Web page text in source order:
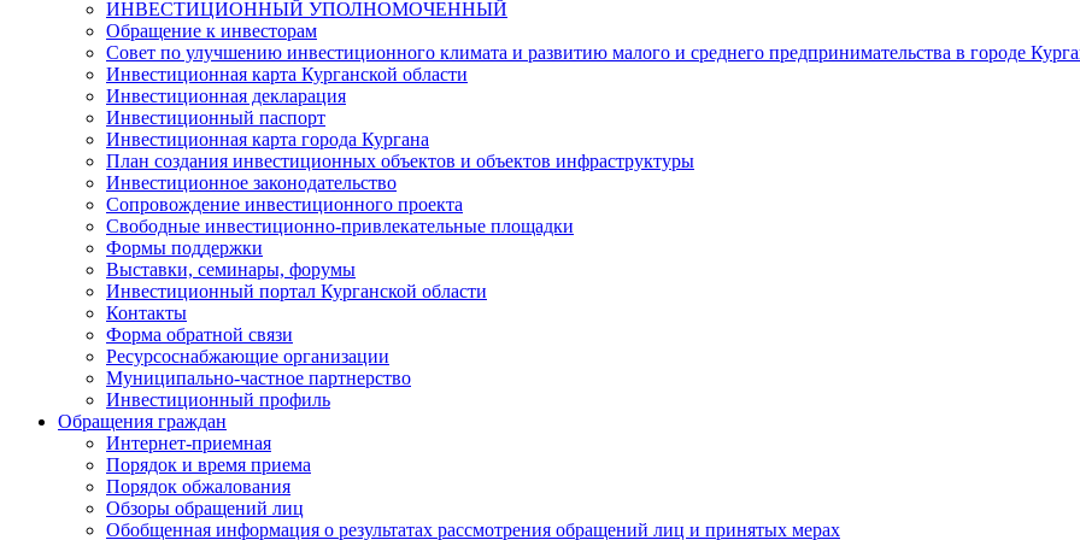
ИНВЕСТИЦИОННЫЙ УПОЛНОМОЧЕННЫЙ
Обращение к инвесторам
Совет по улучшению инвестиционного климата и развитию малого и среднего предпринимательства в городе
Инвестиционная карта Курганской области
Инвестиционная декларация
Инвестиционный паспорт
Инвестиционная карта города Кургана
План создания инвестиционных объектов и объектов инфраструктуры
Инвестиционное законодательство
Сопровождение инвестиционного проекта
Свободные инвестиционно-привлекательные площадки
Формы поддержки
Выставки, семинары, форумы
Инвестиционный портал Курганской области
Контакты
Форма обратной связи
Ресурсоснабжающие организации
Муниципально-частное партнерство
Инвестиционный профиль
Обращения граждан
Интернет-приемная
Порядок и время приема
Порядок обжалования
Обзоры обращений лиц
Обобщенная информация о результатах рассмотрения обращений лиц и принятых мерах